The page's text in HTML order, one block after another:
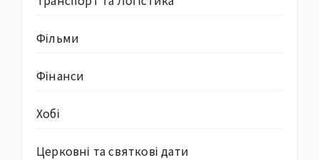
Фільми
Фінанси
Хобі
Церковні та святкові дати